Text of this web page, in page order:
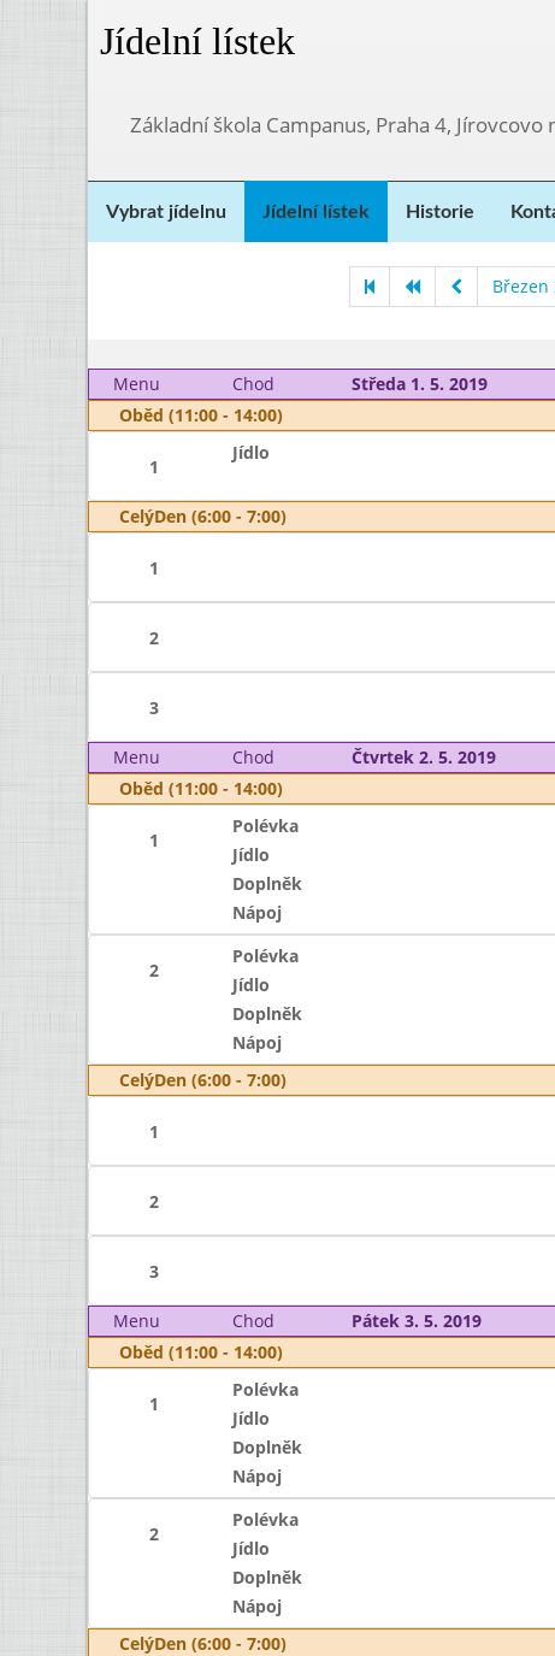
Jídelní lístek
Základní škola Campanus, Praha 4, Jírovcovo
Vybrat jídelnu Jídelní lístek Historie
Březen
Menu
Chod
Středa 1. 5. 2019
Oběd (11:00 - 14:00)
1
Jídlo
CelýDen (6:00 - 7:00)
1
2
3
Menu Chod Čtvrtek 2. 5. 2019
Oběd (11:00 - 14:00)
1
Polévka
Jídlo
Doplněk
Nápoj
2
Polévka
Jídlo
Doplněk
Nápoj
CelýDen (6:00 - 7:00)
1
2
3
Menu Chod Pátek 3. 5. 2019
Oběd (11:00 - 14:00)
1
Polévka
Jídlo
Doplněk
Nápoj
2
Polévka
Jídlo
Doplněk
Nápoj
CelýDen (6:00 - 7:00)